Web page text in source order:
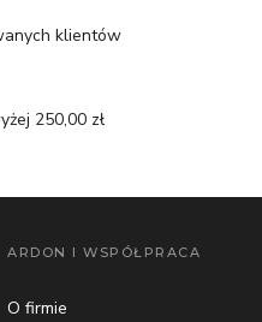
klientów
250,00 zł
ARDON I WSPÓŁPRACA
O firmie